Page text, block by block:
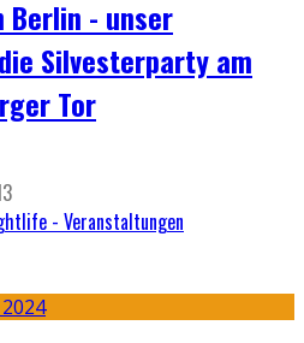
Berlin - unser
Silvesterparty am
Tor
- Veranstaltungen